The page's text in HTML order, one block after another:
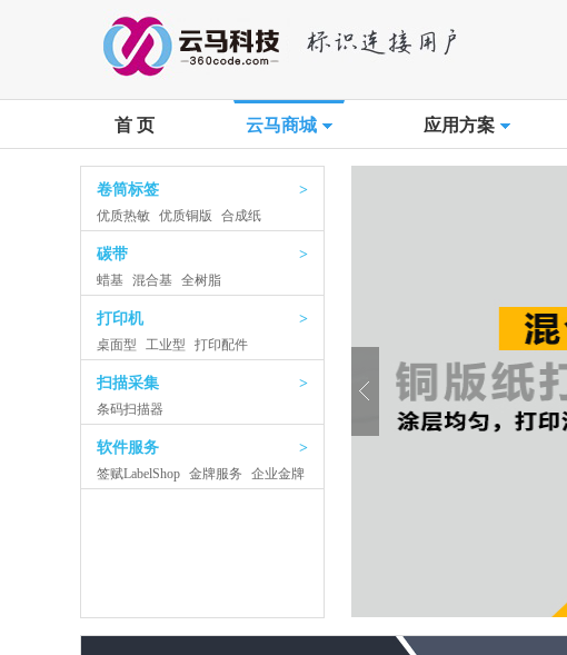
首 页 云马商城 应用方案
>
卷筒标签
优质热敏 优质铜版 合成纸
>
碳带
蜡基 混合基 全树脂
>
打印机
桌面型 工业型 打印配件
>
扫描采集
条码扫描器
>
软件服务
签赋LabelShop 金牌服务
企业金牌